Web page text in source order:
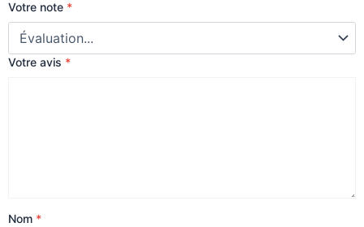
Votre note *
Votre avis *
Nom *